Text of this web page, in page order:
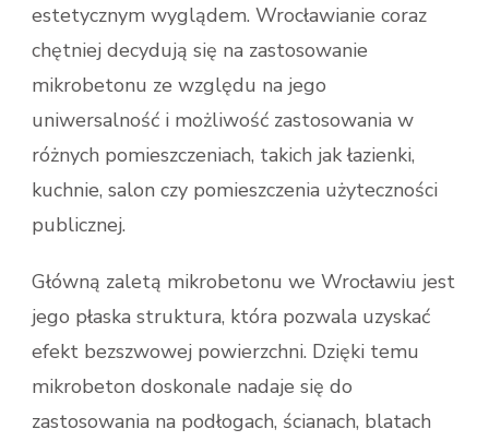
estetycznym wyglądem. Wrocławianie coraz
chętniej decydują się na zastosowanie
mikrobetonu ze względu na jego
uniwersalność i możliwość zastosowania w
różnych pomieszczeniach, takich jak łazienki,
kuchnie, salon czy pomieszczenia użyteczności
publicznej.
Główną zaletą mikrobetonu we Wrocławiu jest
jego płaska struktura, która pozwala uzyskać
efekt bezszwowej powierzchni. Dzięki temu
mikrobeton doskonale nadaje się do
zastosowania na podłogach, ścianach, blatach